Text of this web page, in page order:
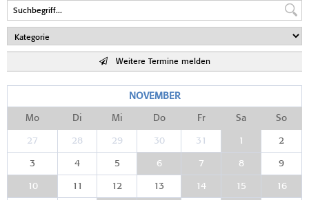
Weitere Termine melden
NOVEMBER
Mo Di Mi Do Fr Sa So
27 28 29 30 31 1 2
3 4 5 6 7 8 9
10 11 12 13 14 15 16